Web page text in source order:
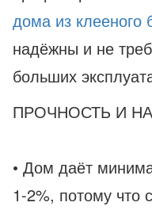
дома из клееного
надёжны и не
больших
ПРОЧНОСТЬ И
• Дом даёт
1-2%, потому что